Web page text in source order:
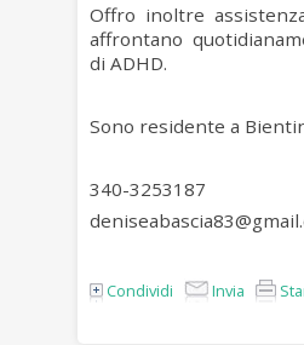
Offro inoltre
affrontano
di ADHD.
Sono residente a
340-3253187
Condividi Invia